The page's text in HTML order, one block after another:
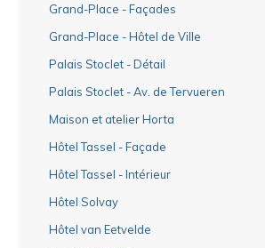
Grand-Place - Façades
Grand-Place - Hôtel de Ville
Palais Stoclet - Détail
Palais Stoclet - Av. de Tervueren
Maison et atelier Horta
Hôtel Tassel - Façade
Hôtel Tassel - Intérieur
Hôtel Solvay
Hôtel van Eetvelde